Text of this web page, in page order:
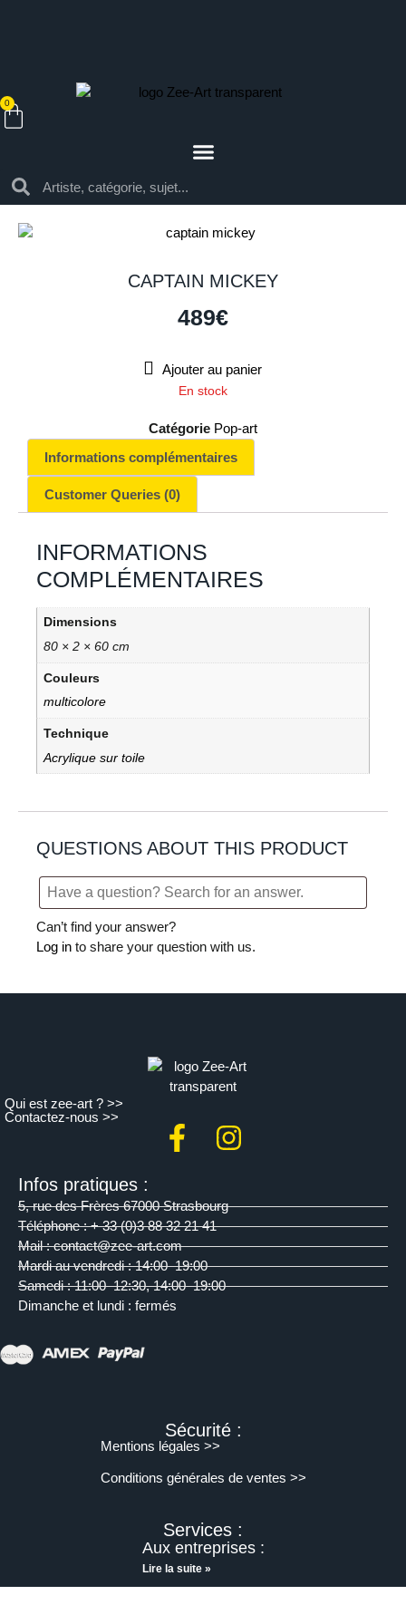
0
CAPTAIN MICKEY
489€
Ajouter au panier
En stock
Catégorie Pop-art
Informations complémentaires
Customer Queries (0)
INFORMATIONS
COMPLÉMENTAIRES
Dimensions
80 × 2 × 60 cm
Couleurs
multicolore
Technique
Acrylique sur toile
QUESTIONS ABOUT THIS PRODUCT
Can’t find your answer?
Log in to share your question with us.
Qui est zee-art ? >>
Contactez-nous >>
Infos pratiques :
5, rue des Frères 67000 Strasbourg
Téléphone : + 33 (0)3 88 32 21 41
Mail : contact@zee-art.com
Mardi au vendredi : 14:00–19:00
Samedi : 11:00–12:30, 14:00–19:00
Dimanche et lundi : fermés
Sécurité :
Mentions légales >>
Conditions générales de ventes >>
Services :
Aux entreprises :
Lire la suite »